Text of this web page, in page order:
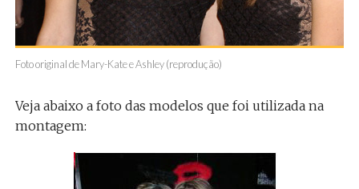
Foto original de Mary-Kate e Ashley (reprodução)
Veja abaixo a foto das modelos que foi utilizada na
montagem: